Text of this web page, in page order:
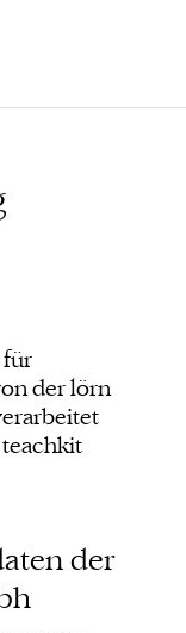
für
der lörn
der